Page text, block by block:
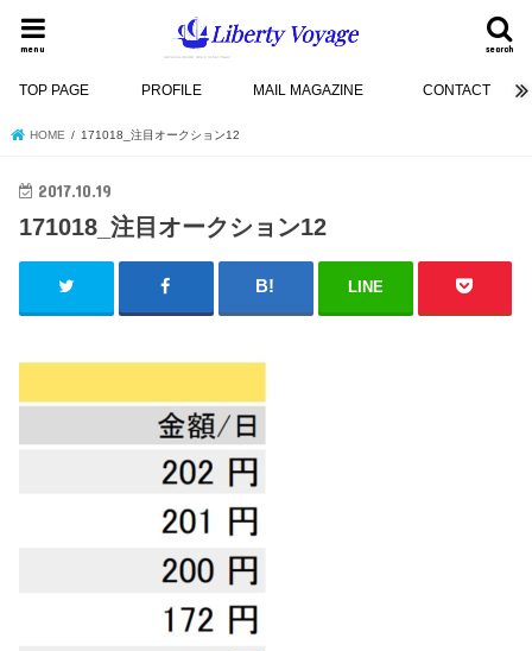
search
menu
TOP PAGE PROFILE MAIL MAGAZINE CONTACT
HOME 171018_注目オークション12
2017.10.19
171018_注目オークション12
LINE